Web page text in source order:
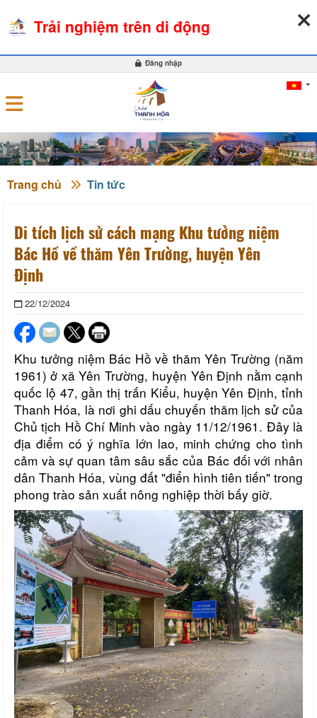
Đăng nhập
Trang chủ Tin tức
Di tích lịch sử cách mạng Khu tưởng niệm
Bác Hồ về thăm Yên Trường, huyện Yên
Định
22/12/2024
Khu tưởng niệm Bác Hồ về thăm Yên Trường (năm
1961) ở xã Yên Trường, huyện Yên Định nằm cạnh
quốc lộ 47, gần thị trấn Kiểu, huyện Yên Định, tỉnh
Thanh Hóa, là nơi ghi dấu chuyến thăm lịch sử của
Chủ tịch Hồ Chí Minh vào ngày 11/12/1961. Đây là
địa điểm có ý nghĩa lớn lao, minh chứng cho tình
cảm và sự quan tâm sâu sắc của Bác đối với nhân
dân Thanh Hóa, vùng đất "điển hình tiên tiến" trong
phong trào sản xuất nông nghiệp thời bấy giờ.
Trải nghiệm trên di động